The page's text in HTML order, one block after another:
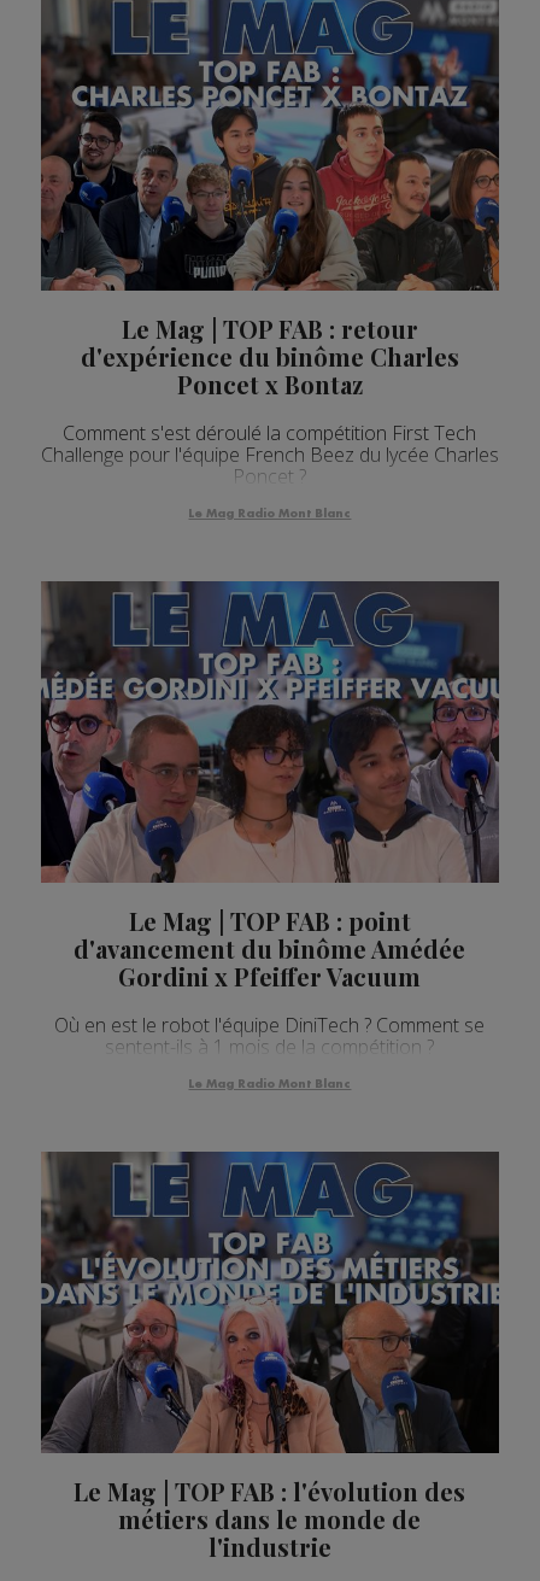
Le Mag | TOP FAB : retour
d'expérience du binôme Charles
Poncet x Bontaz
Comment s'est déroulé la compétition First Tech
Challenge pour l'équipe French Beez du lycée Charles
Poncet ?
Le Mag Radio Mont Blanc
Le Mag | TOP FAB : point
d'avancement du binôme Amédée
Gordini x Pfeiffer Vacuum
Où en est le robot l'équipe DiniTech ? Comment se
sentent-ils à 1 mois de la compétition ?
Le Mag Radio Mont Blanc
Le Mag | TOP FAB : l'évolution des
métiers dans le monde de
l'industrie